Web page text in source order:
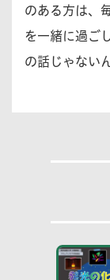
のある方は、
を一緒に過ご
の話じゃない